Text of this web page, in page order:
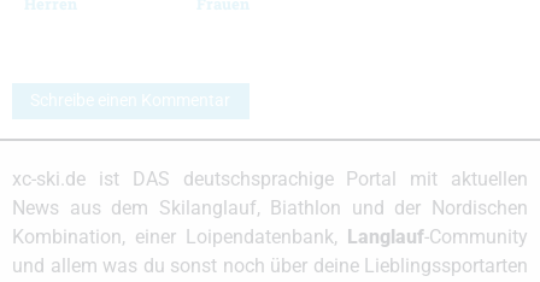
Schreibe einen Kommentar
xc-ski.de ist DAS deutschsprachige Portal mit aktuellen
News aus dem Skilanglauf, Biathlon und der Nordischen
Kombination, einer Loipendatenbank,
Langlauf-Community
und allem was du sonst noch über deine Lieblingssportarten